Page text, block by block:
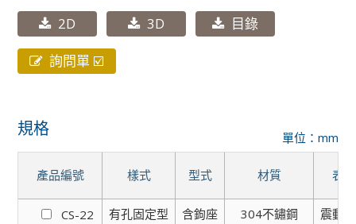
2D 3D 目錄
詢問單 ☑️
單位：mm
規格
產品編號 樣式 型式 材質 表面
CS-22 有孔固定型 含鉤座 304不鏽鋼
震動